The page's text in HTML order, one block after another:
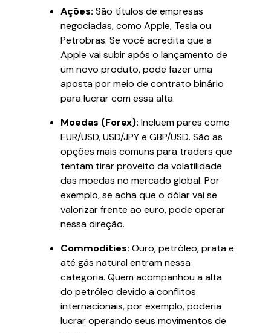
Ações: São títulos de empresas
negociadas, como Apple, Tesla ou
Petrobras. Se você acredita que a
Apple vai subir após o lançamento de
um novo produto, pode fazer uma
aposta por meio de contrato binário
para lucrar com essa alta.
Moedas (Forex): Incluem pares como
EUR/USD, USD/JPY e GBP/USD. São as
opções mais comuns para traders que
tentam tirar proveito da volatilidade
das moedas no mercado global. Por
exemplo, se acha que o dólar vai se
valorizar frente ao euro, pode operar
nessa direção.
Commodities: Ouro, petróleo, prata e
até gás natural entram nessa
categoria. Quem acompanhou a alta
do petróleo devido a conflitos
internacionais, por exemplo, poderia
lucrar operando seus movimentos de